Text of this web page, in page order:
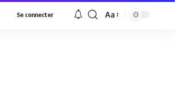
Se connecter
Font
Aa